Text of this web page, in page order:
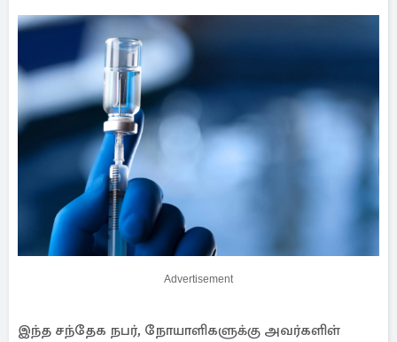
Advertisement
இந்த சந்தேக நபர், நோயாளிகளுக்கு அவர்களிள்